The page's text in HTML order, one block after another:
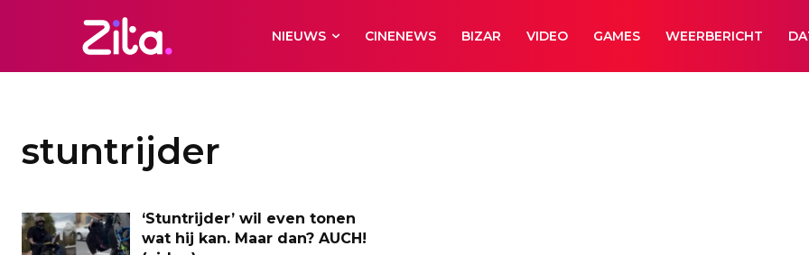
NIEUWS CINENEWS BIZAR VIDEO GAMES WEERBERICHT
stuntrijder
‘Stuntrijder’ wil even tonen
wat hij kan. Maar dan? AUCH!